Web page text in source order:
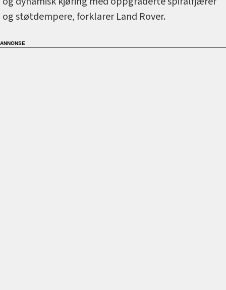
og støtdempere, forklarer Land Rover.